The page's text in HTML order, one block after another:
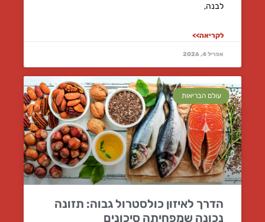
לבנה,
לקריאה>>
עולם הבריאות
הדרך לאיזון כולסטרול גבוה: תזונה
נכונה שמפחיתה סיכונים